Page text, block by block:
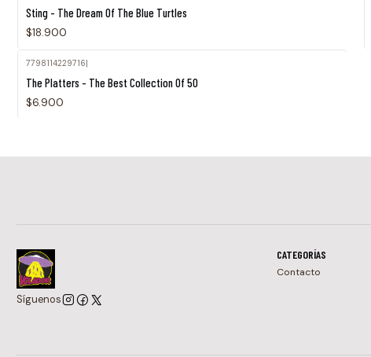
Sting - The Dream Of The Blue Turtles
$18.900
7798114229716
The Platters - The Best Collection Of 50
$6.900
Síguenos
CATEGORÍAS
Contacto